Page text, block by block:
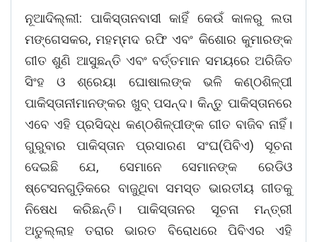
ନୂଆଦିଲ୍ଲୀ: ପାକିସ୍ତାନବାସୀ କାହିଁ କେଉଁ କାଳରୁ ଲତା
ମଙ୍ଗେସକର, ମହମ୍ମଦ ରଫି ଏବଂ କିଶୋର କୁମାରଙ୍କ
ଗୀତ ଶୁଣି ଆସୁଛନ୍ତି ଏବଂ ବର୍ତ୍ତମାନ ସମୟରେ ଅରିଜିତ
ସିଂହ ଓ ଶ୍ରେୟା ଘୋଷାଲଙ୍କ ଭଳି କଣ୍ଠଶିଳ୍ପୀ
ପାକିସ୍ତାନୀମାନଙ୍କର ଖୁବ୍ ପସନ୍ଦ। କିନ୍ତୁ ପାକିସ୍ତାନରେ
ଏବେ ଏହି ପ୍ରସିଦ୍ଧ କଣ୍ଠଶିଳ୍ପୀଙ୍କ ଗୀତ ବାଜିବ ନାହିଁ।
ଗୁରୁବାର ପାକିସ୍ତାନ ପ୍ରସାରଣ ସଂଘ(ପିବିଏ) ସୂଚନା
ଦେଇଛି ଯେ, ସେମାନେ ସେମାନଙ୍କ ରେଡିଓ
ଷ୍ଟେସନଗୁଡ଼ିକରେ ବାଜୁଥିବା ସମସ୍ତ ଭାରତୀୟ ଗୀତକୁ
ନିଷେଧ କରିଛନ୍ତି। ପାକିସ୍ତାନର ସୂଚନା ମନ୍ତ୍ରୀ
ଅତୁଲ୍ଲାହ ତରାର ଭାରତ ବିରୋଧରେ ପିବିଏର ଏହି